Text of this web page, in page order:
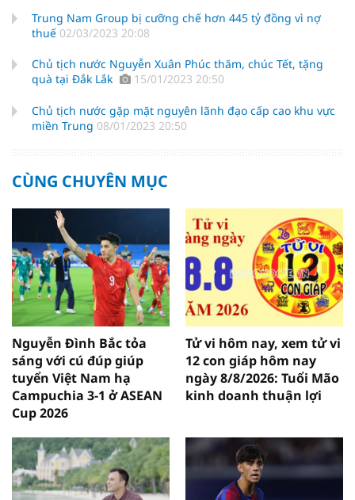
Trung Nam Group bị cưỡng chế hơn 445 tỷ đồng vì nợ
thuế 02/03/2023 20:08
Chủ tịch nước Nguyễn Xuân Phúc thăm, chúc Tết, tặng
quà tại Đắk Lắk
15/01/2023 20:50
Chủ tịch nước gặp mặt nguyên lãnh đạo cấp cao khu vực
miền Trung 08/01/2023 20:50
CÙNG CHUYÊN MỤC
Nguyễn Đình Bắc tỏa
sáng với cú đúp giúp
tuyển Việt Nam hạ
Campuchia 3-1 ở ASEAN
Cup 2026
Tử vi hôm nay, xem tử vi
12 con giáp hôm nay
ngày 8/8/2026: Tuổi Mão
kinh doanh thuận lợi